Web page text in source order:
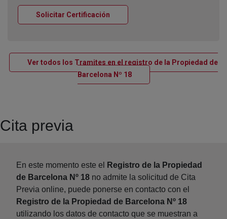
Solicitar Certificación
Ver todos los Tramites en el registro de la Propiedad de
Barcelona Nº 18Ventana nueva
Cita previa
En este momento este el
Registro de la Propiedad
de Barcelona Nº 18 no admite la solicitud de Cita
Previa online, puede ponerse en contacto con el
Registro de la Propiedad de Barcelona Nº 18
utilizando los datos de contacto que se muestran a